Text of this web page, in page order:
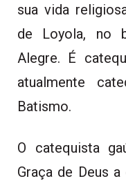
sua vida
de Loyola, no
Alegre. É
atualmente
Batismo.
O catequista
Graça de Deus